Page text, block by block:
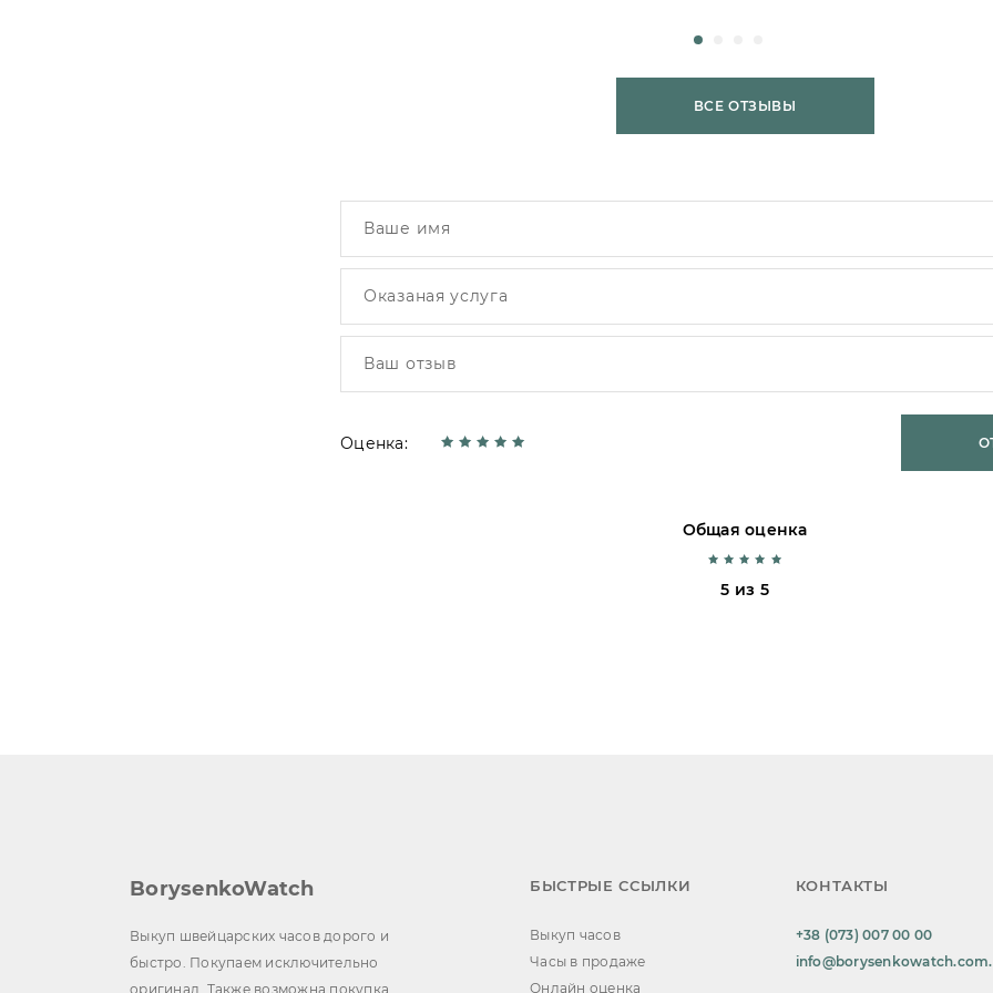
ВСЕ ОТЗЫВЫ
Оценка:
Общая оценка
5 из 5
BorysenkoWatch
Выкуп швейцарских часов дорого и
быстро. Покупаем исключительно
оригинал. Также возможна покупка
БЫСТРЫЕ ССЫЛКИ
Выкуп часов
Часы в продаже
Онлайн оценка
КОНТАКТЫ
+38 (073) 007 00 00